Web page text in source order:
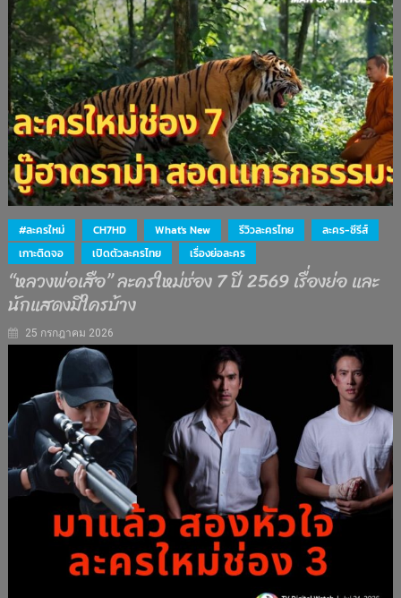
#ละครใหม่ CH7HD What's New รีวิวละครไทย
ละคร-ซีรีส์
เกาะติดจอ
เปิดตัวละครไทย เรื่องย่อละคร
“หลวงพ่อเสือ” ละครใหม่ช่อง 7 ปี 2569 เรื่องย่อ และ
นักแสดงมีใครบ้าง
25 กรกฎาคม 2026